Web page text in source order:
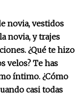
novia, vestidos
novia, y trajes
¿Qué te hizo
velos? Te has
íntimo. ¿Cómo
casi todas